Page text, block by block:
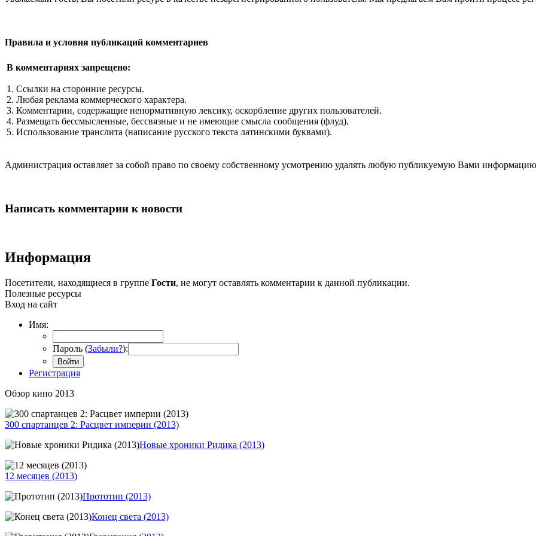
Правила и условия публикаций комментариев
В комментариях запрещено:
1. Ссылки на сторонние ресурсы.
2. Любая реклама коммерческого характера.
3. Комментарии, содержащие ненормативную лексику, оскорбление других пользователей.
4. Размещать бессмысленные, бессвязные и не имеющие смысла сообщения (флуд).
5. Использование транслита (написание русского текста латинскими буквами).
Администрация оставляет за собой право по своему собственному усмотрению удалять любую публикуемую Вами
Написать комментарии к новости
Информация
Посетители, находящиеся в группе Гости, не могут оставлять комментарии к данной публикации.
Полезные ресурсы
Вход на сайт
Имя:
Пароль (Забыли?):
Войти
Регистрация
Обзор кино 2013
300 спартанцев 2: Расцвет империи (2013)
Новые хроники Ридика (2013)
12 месяцев (2013)
Прототип (2013)
Конец света (2013)